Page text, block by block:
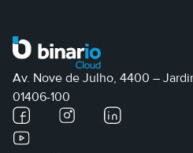
Av. Nove de Julho, 4400 –
01406-100